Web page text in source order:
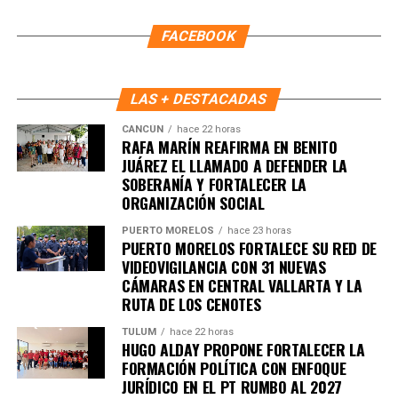
Recibe las noticias al instante
Quinto Poder y recibe las noticias más
importantes de Quintana Roo directamente
en tu teléfono.
FACEBOOK
LAS + DESTACADAS
CANCÚN hace 22 horas
RAFA MARÍN REAFIRMA EN BENITO
JUÁREZ EL LLAMADO A DEFENDER LA
SOBERANÍA Y FORTALECER LA
ORGANIZACIÓN SOCIAL
PUERTO MORELOS hace 23 horas
PUERTO MORELOS FORTALECE SU RED DE
VIDEOVIGILANCIA CON 31 NUEVAS
CÁMARAS EN CENTRAL VALLARTA Y LA
RUTA DE LOS CENOTES
TULUM hace 22 horas
HUGO ALDAY PROPONE FORTALECER LA
FORMACIÓN POLÍTICA CON ENFOQUE
JURÍDICO EN EL PT RUMBO AL 2027